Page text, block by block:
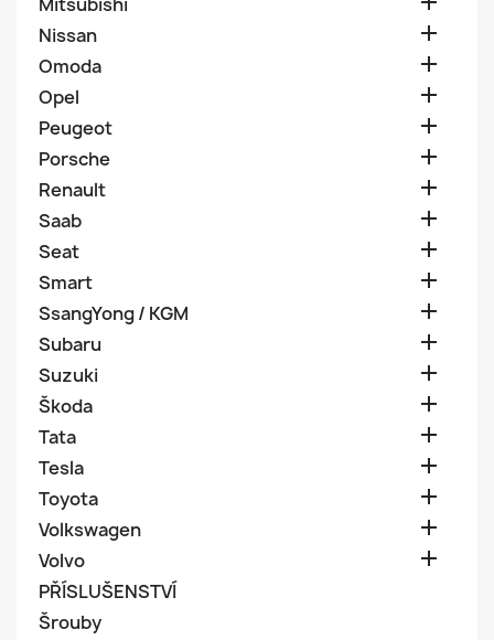
Nissan 
Omoda 
Opel 
Peugeot 
Porsche 
Renault 
Saab 
Seat 
Smart 
SsangYong / KGM 
Subaru 
Suzuki 
Škoda 
Tata 
Tesla 
Toyota 
Volkswagen 
Volvo 
PŘÍSLUŠENSTVÍ
Šrouby